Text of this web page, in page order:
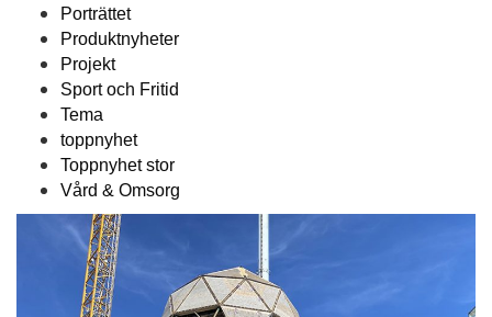
Porträttet
Produktnyheter
Projekt
Sport och Fritid
Tema
toppnyhet
Toppnyhet stor
Vård & Omsorg